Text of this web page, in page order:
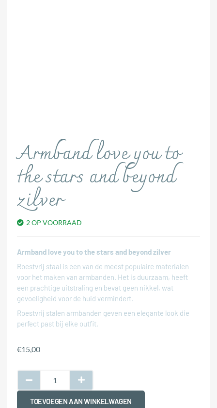
Armband love you to
the stars and beyond
zilver
2 OP VOORRAAD
Armband love you to the stars and beyond zilver
Roestvrij staal is een van de meest populaire materialen
voor het maken van armbanden. Het is duurzaam, heeft
een prachtige uitstraling en bevat geen nikkel, wat
gevoeligheid voor de huid vermindert.
Roestvrij stalen armbanden geven een elegante look die
perfect past bij elke outfit.
€15,00
TOEVOEGEN AAN WINKELWAGEN